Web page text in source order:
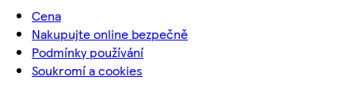
Cena
Nakupujte online bezpečně
Podmínky používání
Soukromí a cookies